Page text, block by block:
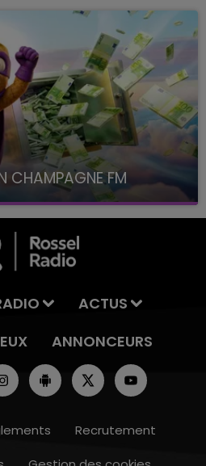
CHAMPAGNE FM
FM, à 8H10
ACTUS
ANNONCEURS
Recrutement